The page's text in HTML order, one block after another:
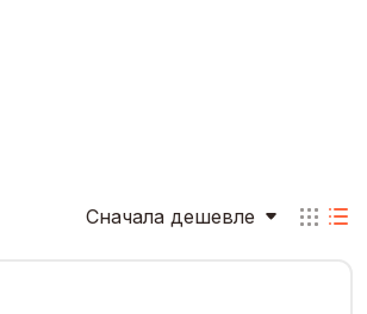
Сначала дешевле